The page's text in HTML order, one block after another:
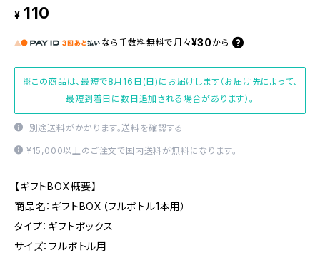
¥ 110
なら 手数料無料で 月々¥30 から
※この商品は、最短で8月16日(日)にお届けします（お届け先によって、
最短到着日に数日追加される場合があります）。
別途送料がかかります。送料を確認する
¥15,000以上のご注文で国内送料が無料になります。
【ギフトBOX概要】
商品名：ギフトBOX（フルボトル1本用）
タイプ：ギフトボックス
サイズ：フルボトル用